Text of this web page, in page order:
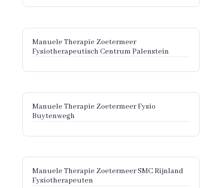
Manuele Therapie Zoetermeer
Fysiotherapeutisch Centrum Palenstein
Manuele Therapie Zoetermeer Fysio
Buytenwegh
Manuele Therapie Zoetermeer SMC Rijnland
Fysiotherapeuten